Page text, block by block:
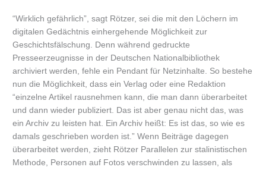
“Wirklich gefährlich”, sagt Rötzer, sei die mit den Löchern im
digitalen Gedächtnis einhergehende Möglichkeit zur
Geschichtsfälschung. Denn während gedruckte
Presseerzeugnisse in der Deutschen Nationalbibliothek
archiviert werden, fehle ein Pendant für Netzinhalte. So bestehe
nun die Möglichkeit, dass ein Verlag oder eine Redaktion
“einzelne Artikel rausnehmen kann, die man dann überarbeitet
und dann wieder publiziert. Das ist aber genau nicht das, was
ein Archiv zu leisten hat. Ein Archiv heißt: Es ist das, so wie es
damals geschrieben worden ist.” Wenn Beiträge dagegen
überarbeitet werden, zieht Rötzer Parallelen zur stalinistischen
Methode, Personen auf Fotos verschwinden zu lassen, als